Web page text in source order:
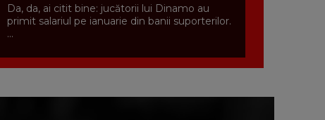
Da, da, ai citit bine: jucătorii lui Dinamo au
primit salariul pe ianuarie din banii suporterilor.
...